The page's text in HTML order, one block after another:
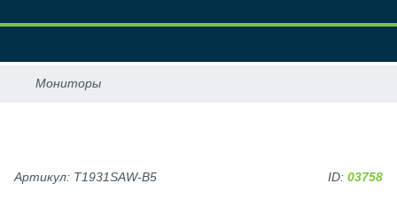
Артикул: T1931SAW-B5 ID: 03758